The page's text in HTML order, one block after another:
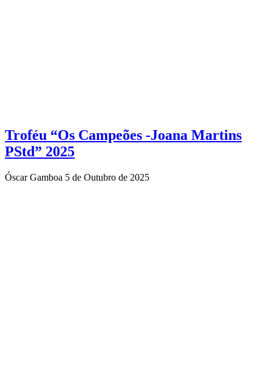
Troféu “Os Campeões -Joana Martins
PStd” 2025
Óscar Gamboa 5 de Outubro de 2025